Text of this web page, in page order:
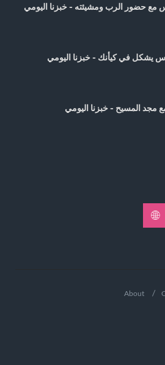
مع حضور الرب ومشيئته - خبزنا اليومي
يشكل في كيأنك - خبزنا اليومي
مجد المسيح - خبزنا اليومي
About